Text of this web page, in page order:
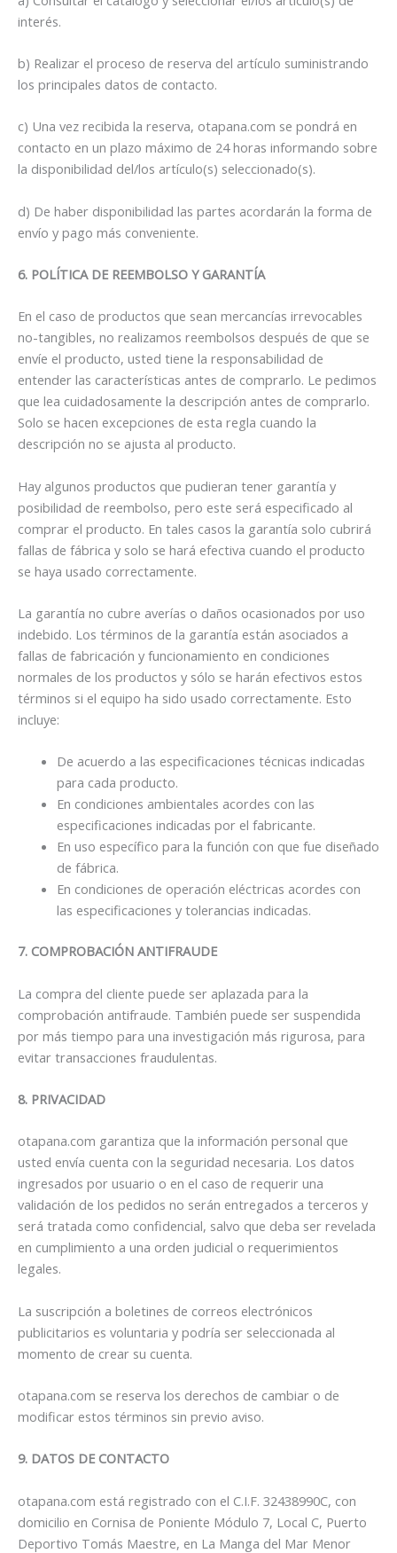
interés.
b) Realizar el proceso de reserva del artículo suministrando
los principales datos de contacto.
c) Una vez recibida la reserva, otapana.com se pondrá en
contacto en un plazo máximo de 24 horas informando sobre
la disponibilidad del/los artículo(s) seleccionado(s).
d) De haber disponibilidad las partes acordarán la forma de
envío y pago más conveniente.
6. POLÍTICA DE REEMBOLSO Y GARANTÍA
En el caso de productos que sean mercancías irrevocables
no-tangibles, no realizamos reembolsos después de que se
envíe el producto, usted tiene la responsabilidad de
entender las características antes de comprarlo. Le pedimos
que lea cuidadosamente la descripción antes de comprarlo.
Solo se hacen excepciones de esta regla cuando la
descripción no se ajusta al producto.
Hay algunos productos que pudieran tener garantía y
posibilidad de reembolso, pero este será especificado al
comprar el producto. En tales casos la garantía solo cubrirá
fallas de fábrica y solo se hará efectiva cuando el producto
se haya usado correctamente.
La garantía no cubre averías o daños ocasionados por uso
indebido. Los términos de la garantía están asociados a
fallas de fabricación y funcionamiento en condiciones
normales de los productos y sólo se harán efectivos estos
términos si el equipo ha sido usado correctamente. Esto
incluye:
De acuerdo a las especificaciones técnicas indicadas
para cada producto.
En condiciones ambientales acordes con las
especificaciones indicadas por el fabricante.
En uso específico para la función con que fue diseñado
de fábrica.
En condiciones de operación eléctricas acordes con
las especificaciones y tolerancias indicadas.
7. COMPROBACIÓN ANTIFRAUDE
La compra del cliente puede ser aplazada para la
comprobación antifraude. También puede ser suspendida
por más tiempo para una investigación más rigurosa, para
evitar transacciones fraudulentas.
8. PRIVACIDAD
otapana.com garantiza que la información personal que
usted envía cuenta con la seguridad necesaria. Los datos
ingresados por usuario o en el caso de requerir una
validación de los pedidos no serán entregados a terceros y
será tratada como confidencial, salvo que deba ser revelada
en cumplimiento a una orden judicial o requerimientos
legales.
La suscripción a boletines de correos electrónicos
publicitarios es voluntaria y podría ser seleccionada al
momento de crear su cuenta.
otapana.com se reserva los derechos de cambiar o de
modificar estos términos sin previo aviso.
9. DATOS DE CONTACTO
otapana.com está registrado con el C.I.F. 32438990C, con
domicilio en Cornisa de Poniente Módulo 7, Local C, Puerto
Deportivo Tomás Maestre, en La Manga del Mar Menor